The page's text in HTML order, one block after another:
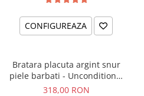
CONFIGUREAZA
Bratara placuta argint snur
piele barbati - Unconditional
Love
318,00 RON